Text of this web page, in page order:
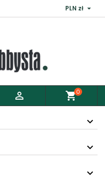
PLN zł 
 shopping_cart0